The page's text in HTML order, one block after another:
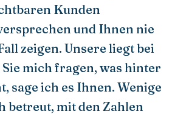
Kunden
und Ihnen nie
zeigen. Unsere liegt bei
Sie mich fragen, was hinter
sage ich es Ihnen. Wenige
betreut, mit den Zahlen